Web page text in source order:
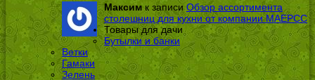
Максимк записи Обзор ассортимента
столешниц для кухни от компании МАЕРСС
Товары для дачи
Бутылки и банки
Ветки
Гамаки
Зелень